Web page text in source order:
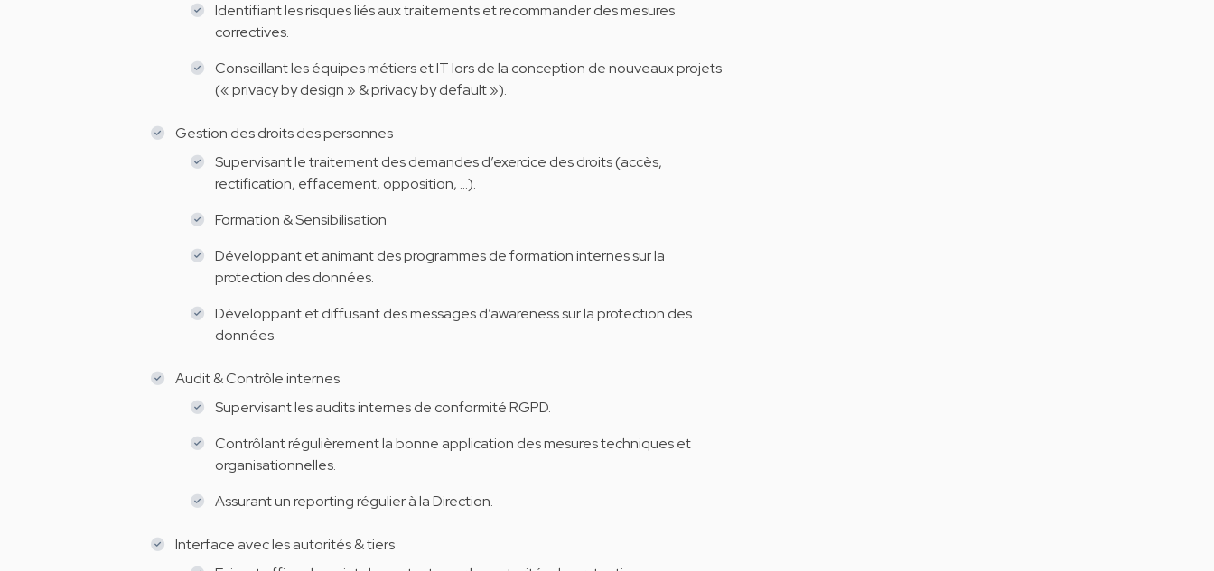
Identifiant les risques liés aux traitements et recommander des mesures
correctives.
Conseillant les équipes métiers et IT lors de la conception de nouveaux projets
(« privacy by design » & privacy by default »).
Gestion des droits des personnes
Supervisant le traitement des demandes d’exercice des droits (accès,
rectification, effacement, opposition, …).
Formation & Sensibilisation
Développant et animant des programmes de formation internes sur la
protection des données.
Développant et diffusant des messages d’awareness sur la protection des
données.
Audit & Contrôle internes
Supervisant les audits internes de conformité RGPD.
Contrôlant régulièrement la bonne application des mesures techniques et
organisationnelles.
Assurant un reporting régulier à la Direction.
Interface avec les autorités & tiers